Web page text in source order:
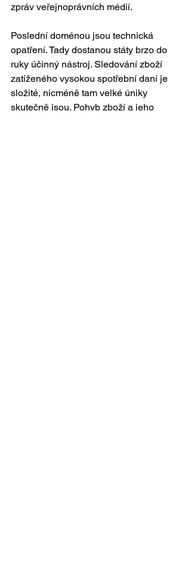
zpráv veřejnoprávních médií.
Poslední doménou jsou technická
opatření. Tady dostanou státy brzo do
ruky účinný nástroj. Sledování zboží
zatíženého vysokou spotřební daní je
složité, nicméně tam velké úniky
skutečně jsou. Pohyb zboží a jeho